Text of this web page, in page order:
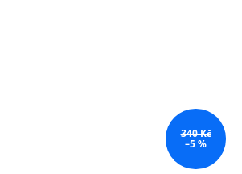
340 Kč
–5 %